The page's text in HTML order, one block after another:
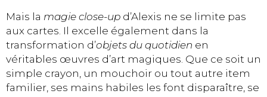
Mais la magie close-up d’Alexis ne se limite pas
aux cartes. Il excelle également dans la
transformation d’objets du quotidien en
véritables œuvres d’art magiques. Que ce soit un
simple crayon, un mouchoir ou tout autre item
familier, ses mains habiles les font disparaître, se